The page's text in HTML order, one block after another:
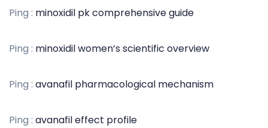
Ping : minoxidil pk comprehensive guide
Ping : minoxidil women’s scientific overview
Ping : avanafil pharmacological mechanism
Ping : avanafil effect profile